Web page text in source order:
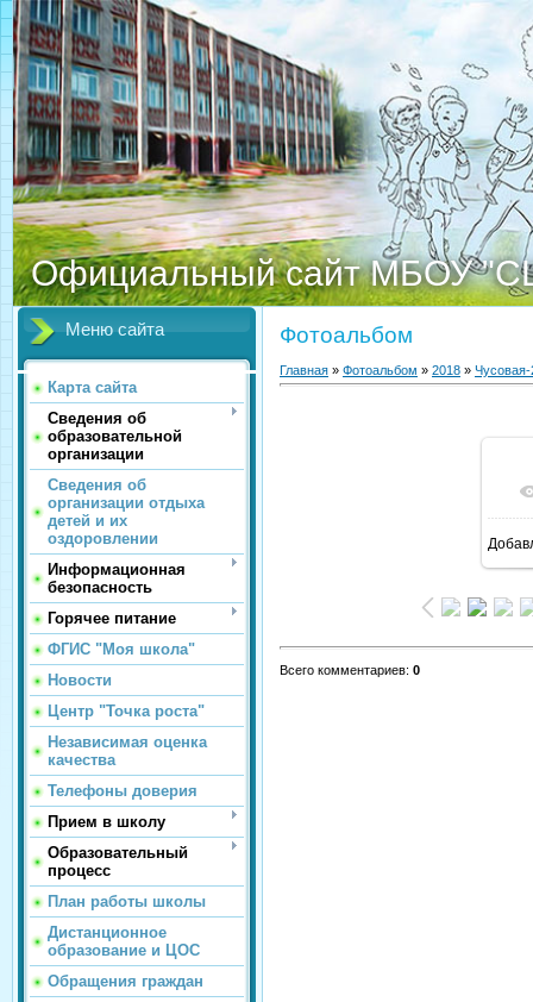
Официальный сайт МБОУ
Меню сайта
Карта сайта
Сведения об
образовательной
организации
Сведения об
организации отдыха
детей и их
оздоровлении
Информационная
безопасность
Горячее питание
ФГИС "Моя школа"
Новости
Центр "Точка роста"
Независимая оценка
качества
Телефоны доверия
Прием в школу
Образовательный
процесс
План работы школы
Дистанционное
образование и ЦОС
Обращения граждан
Фотоальбом
Главная » Фотоальбом » 2018 » Чусовая-
Всего комментариев: 0